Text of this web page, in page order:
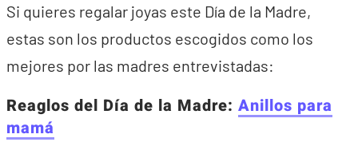
Si quieres regalar joyas este Día de la Madre,
estas son los productos escogidos como los
mejores por las madres entrevistadas:
Reaglos del Día de la Madre: Anillos para
mamá